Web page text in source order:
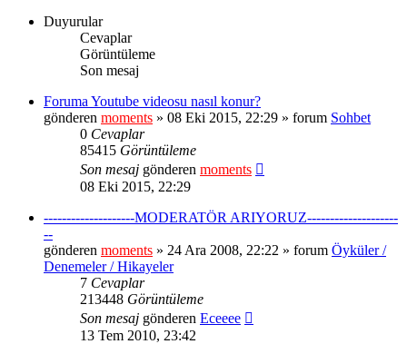
Duyurular
Cevaplar
Görüntüleme
Son mesaj
Foruma Youtube videosu nasıl konur?
gönderen moments » 08 Eki 2015, 22:29 » forum Sohbet
0 Cevaplar
85415 Görüntüleme
Son mesaj gönderen moments
08 Eki 2015, 22:29
--------------------MODERATÖR ARIYORUZ--------------------
--
gönderen moments » 24 Ara 2008, 22:22 » forum Öyküler /
Denemeler / Hikayeler
7 Cevaplar
213448 Görüntüleme
Son mesaj gönderen Eceeee
13 Tem 2010, 23:42